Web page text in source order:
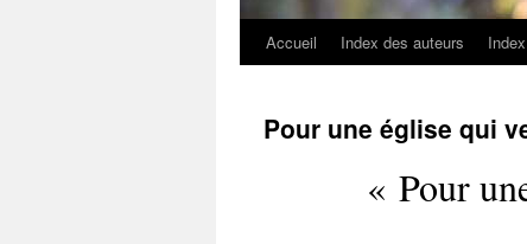
Accueil Index des auteurs
Pour une église qui
« Pour